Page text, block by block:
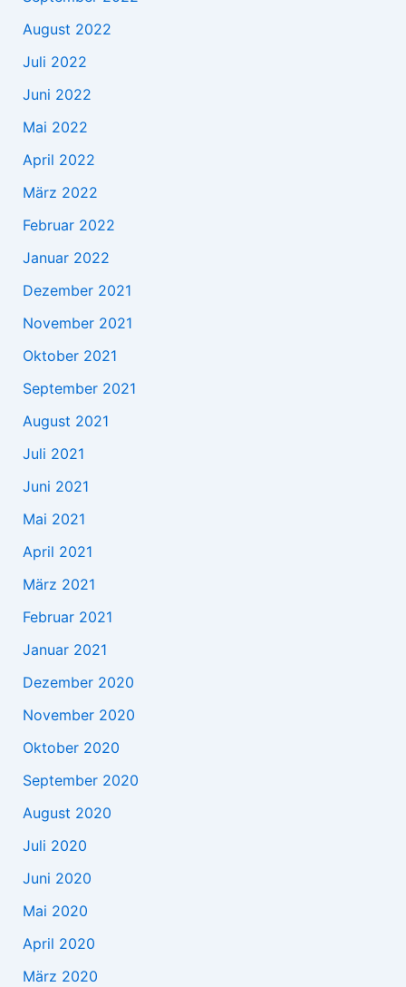
August 2022
Juli 2022
Juni 2022
Mai 2022
April 2022
März 2022
Februar 2022
Januar 2022
Dezember 2021
November 2021
Oktober 2021
September 2021
August 2021
Juli 2021
Juni 2021
Mai 2021
April 2021
März 2021
Februar 2021
Januar 2021
Dezember 2020
November 2020
Oktober 2020
September 2020
August 2020
Juli 2020
Juni 2020
Mai 2020
April 2020
März 2020